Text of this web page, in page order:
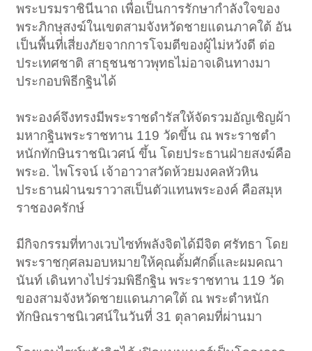
พระบรมราชินีนาถ เพื่อเป็นการรักษากำลังใจของ
พระภิกษุสงฆ์ในเขตสามจังหวัดชายแดนภาคใต้ อัน
เป็นพื้นที่เสี่ยงภัยจากการโจมตีของผู้ไม่หวังดี ต่อ
ประเทศชาติ สาธุชนชาวพุทธไม่อาจเดินทางมา
ประกอบพิธีกฐินได้
พระองค์จึงทรงมีพระราชดำรัสให้จัดรวมอัญเชิญผ้า
มหากฐินพระราชทาน 119 วัดขึ้น ณ พระราชตำ
หนักทักษินราชนิเวศน์ ขึ้น โดยประธานฝ่ายสงฆ์คือ
พระอ. ไพโรจน์ เจ้าอาวาสวัดห้วยมงคลหัวหิน
ประธานฝ่านฆราวาสเป็นตัวแทนพระองค์ คือสมุห
ราชองครักษ์
มีกิจกรรมที่ทางเวบไซท์พลังจิตได้มีจิต ศรัทธา โดย
พระราชกุศลมอบหมายให้คุณตั้มศักดิ์และผมคณา
นันท์ เดินทางไปร่วมพิธีกฐิน พระราชทาน 119 วัด
ของสามจังหวัดชายแดนภาคใต้ ณ พระตำหนัก
ทักษิณราชนิเวศน์ในวันที่ 31 ตุลาคมที่ผ่านมา